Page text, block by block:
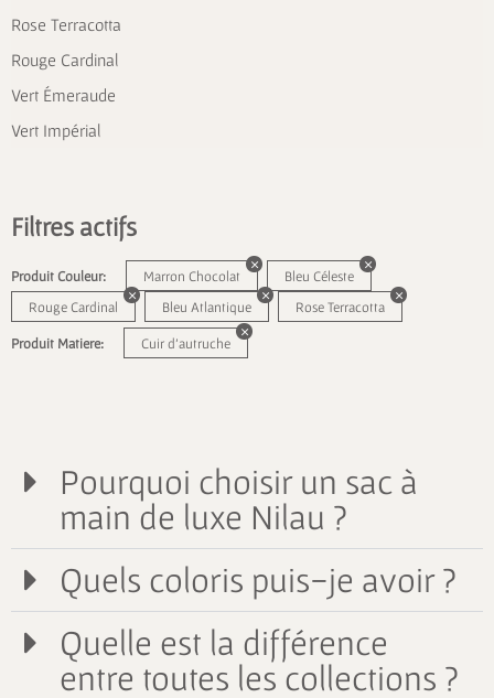
Rose Terracotta
Rouge Cardinal
Vert Émeraude
Vert Impérial
Filtres actifs
Produit Couleur: Marron Chocolat
Bleu Céleste
Rouge Cardinal
Bleu Atlantique Rose Terracotta
Produit Matiere: Cuir d'autruche
Pourquoi choisir un sac à
main de luxe Nilau ?
Quels coloris puis-je avoir ?
Quelle est la différence
entre toutes les collections ?